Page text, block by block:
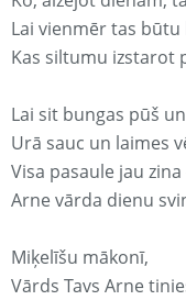
Lai vienmēr tas būtu
Kas siltumu izstarot
Lai sit bungas pūš
Urā sauc un laimes
Visa pasaule jau zina
Arne vārda dienu
Miķelīšu mākonī,
Vārds Tavs Arne